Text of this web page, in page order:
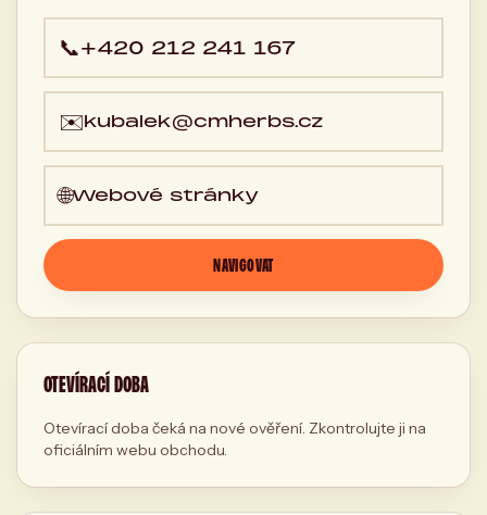
📞+420 212 241 167
✉️kubalek@cmherbs.cz
🌐Webové stránky
NAVIGOVAT
OTEVÍRACÍ DOBA
Otevírací doba čeká na nové ověření. Zkontrolujte ji na
oficiálním webu obchodu.